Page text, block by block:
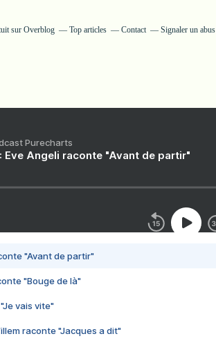
sur Overblog Top articles Contact Signaler un abus
Purecharts
Eve Angeli raconte "Avant de partir"
"Avant de partir"
"Bouge de là"
vais vite"
raconte "Jacques a dit"